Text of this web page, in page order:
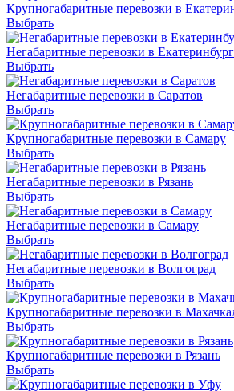
Крупногабаритные перевозки в
Выбрать
Негабаритные перевозки в Екатеринбург
Выбрать
Негабаритные перевозки в Саратов
Выбрать
Крупногабаритные перевозки в Самару
Выбрать
Негабаритные перевозки в Рязань
Выбрать
Негабаритные перевозки в Самару
Выбрать
Негабаритные перевозки в Волгоград
Выбрать
Крупногабаритные перевозки в
Выбрать
Крупногабаритные перевозки в Рязань
Выбрать